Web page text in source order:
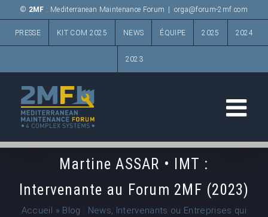
Passer
contenu
© 2MF : Mediterranean Maintenance Forum orga@forum-2mf.com
PRESSE KIT COM 2025 NEWS ÉQUIPE 2025 2024
2023
Martine ASSAR • IMT :
Intervenante au Forum 2MF (2023)
Accueil » Blog : News, Intervenants ou Entreprises qui